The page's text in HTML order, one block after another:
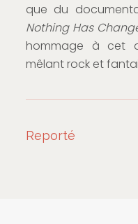
que du
Nothing Has
hommage à cet
mêlant rock et
Reporté